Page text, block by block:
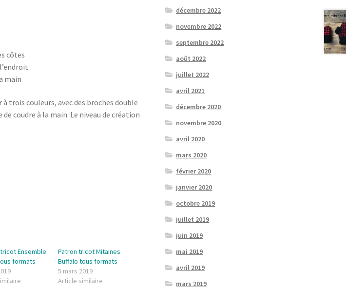
côtes
main
trois couleurs, avec des broches double
coudre à la main. Le niveau de création
Ensemble
formats
Patron tricot Mitaines
Buffalo tous formats
5 mars 2019
Article similaire
décembre 2022
novembre 2022
septembre 2022
août 2022
juillet 2022
avril 2021
décembre 2020
novembre 2020
avril 2020
mars 2020
février 2020
janvier 2020
octobre 2019
juillet 2019
juin 2019
mai 2019
avril 2019
mars 2019